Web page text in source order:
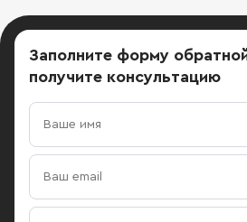
Заполните форму
получите консультацию